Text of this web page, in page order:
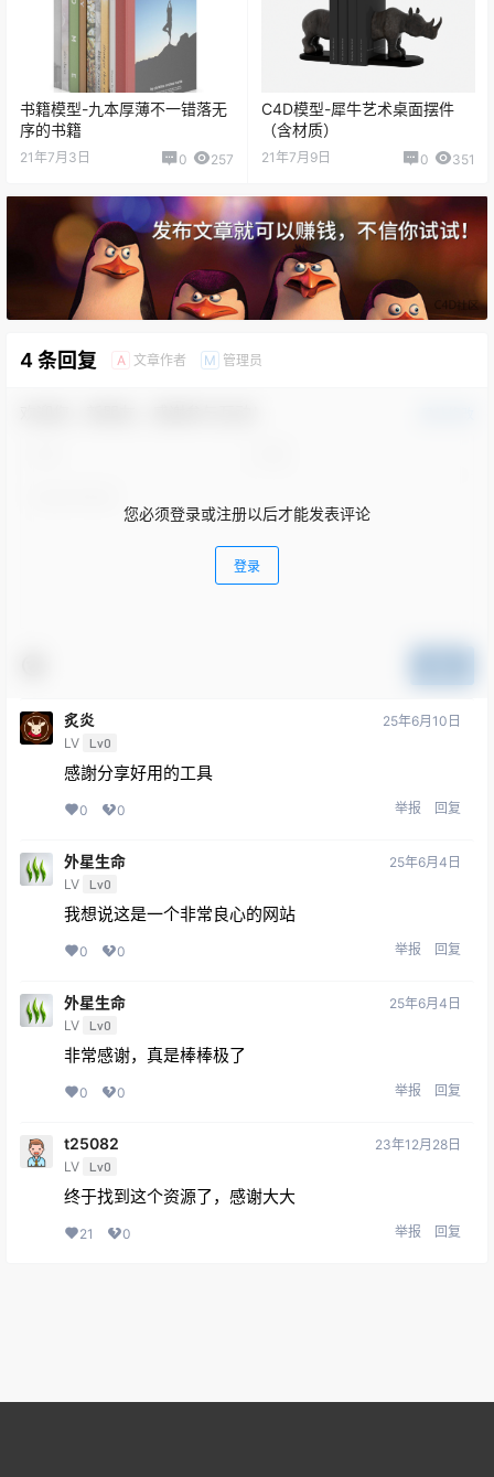
书籍模型-九本厚薄不一错落无
序的书籍
21年7月3日 0 257
C4D模型-犀牛艺术桌面摆件
（含材质）
21年7月9日 0 351
4 条回复 A 文章作者 M 管理员
您必须登录或注册以后才能发表评论
登录
炙炎
LV Lv0
25年6月10日
感謝分享好用的工具
0 0 举报 回复
外星生命
LV Lv0
25年6月4日
我想说这是一个非常良心的网站
0 0 举报 回复
外星生命
LV Lv0
25年6月4日
非常感谢，真是棒棒极了
0 0 举报 回复
t25082
LV Lv0
23年12月28日
终于找到这个资源了，感谢大大
21 0 举报 回复